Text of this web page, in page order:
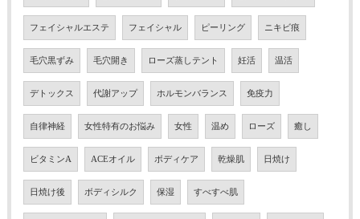
フェイシャルエステ フェイシャル ピーリング ニキビ痕
毛穴黒ずみ 毛穴開き ローズ蒸しテント 妊活 温活
デトックス 代謝アップ ホルモンバランス 免疫力
自律神経 女性特有のお悩み 女性 温め ローズ 癒し
ビタミンA ACEオイル ボディケア 乾燥肌 日焼け
日焼け後 ボディシルク 保湿 すべすべ肌